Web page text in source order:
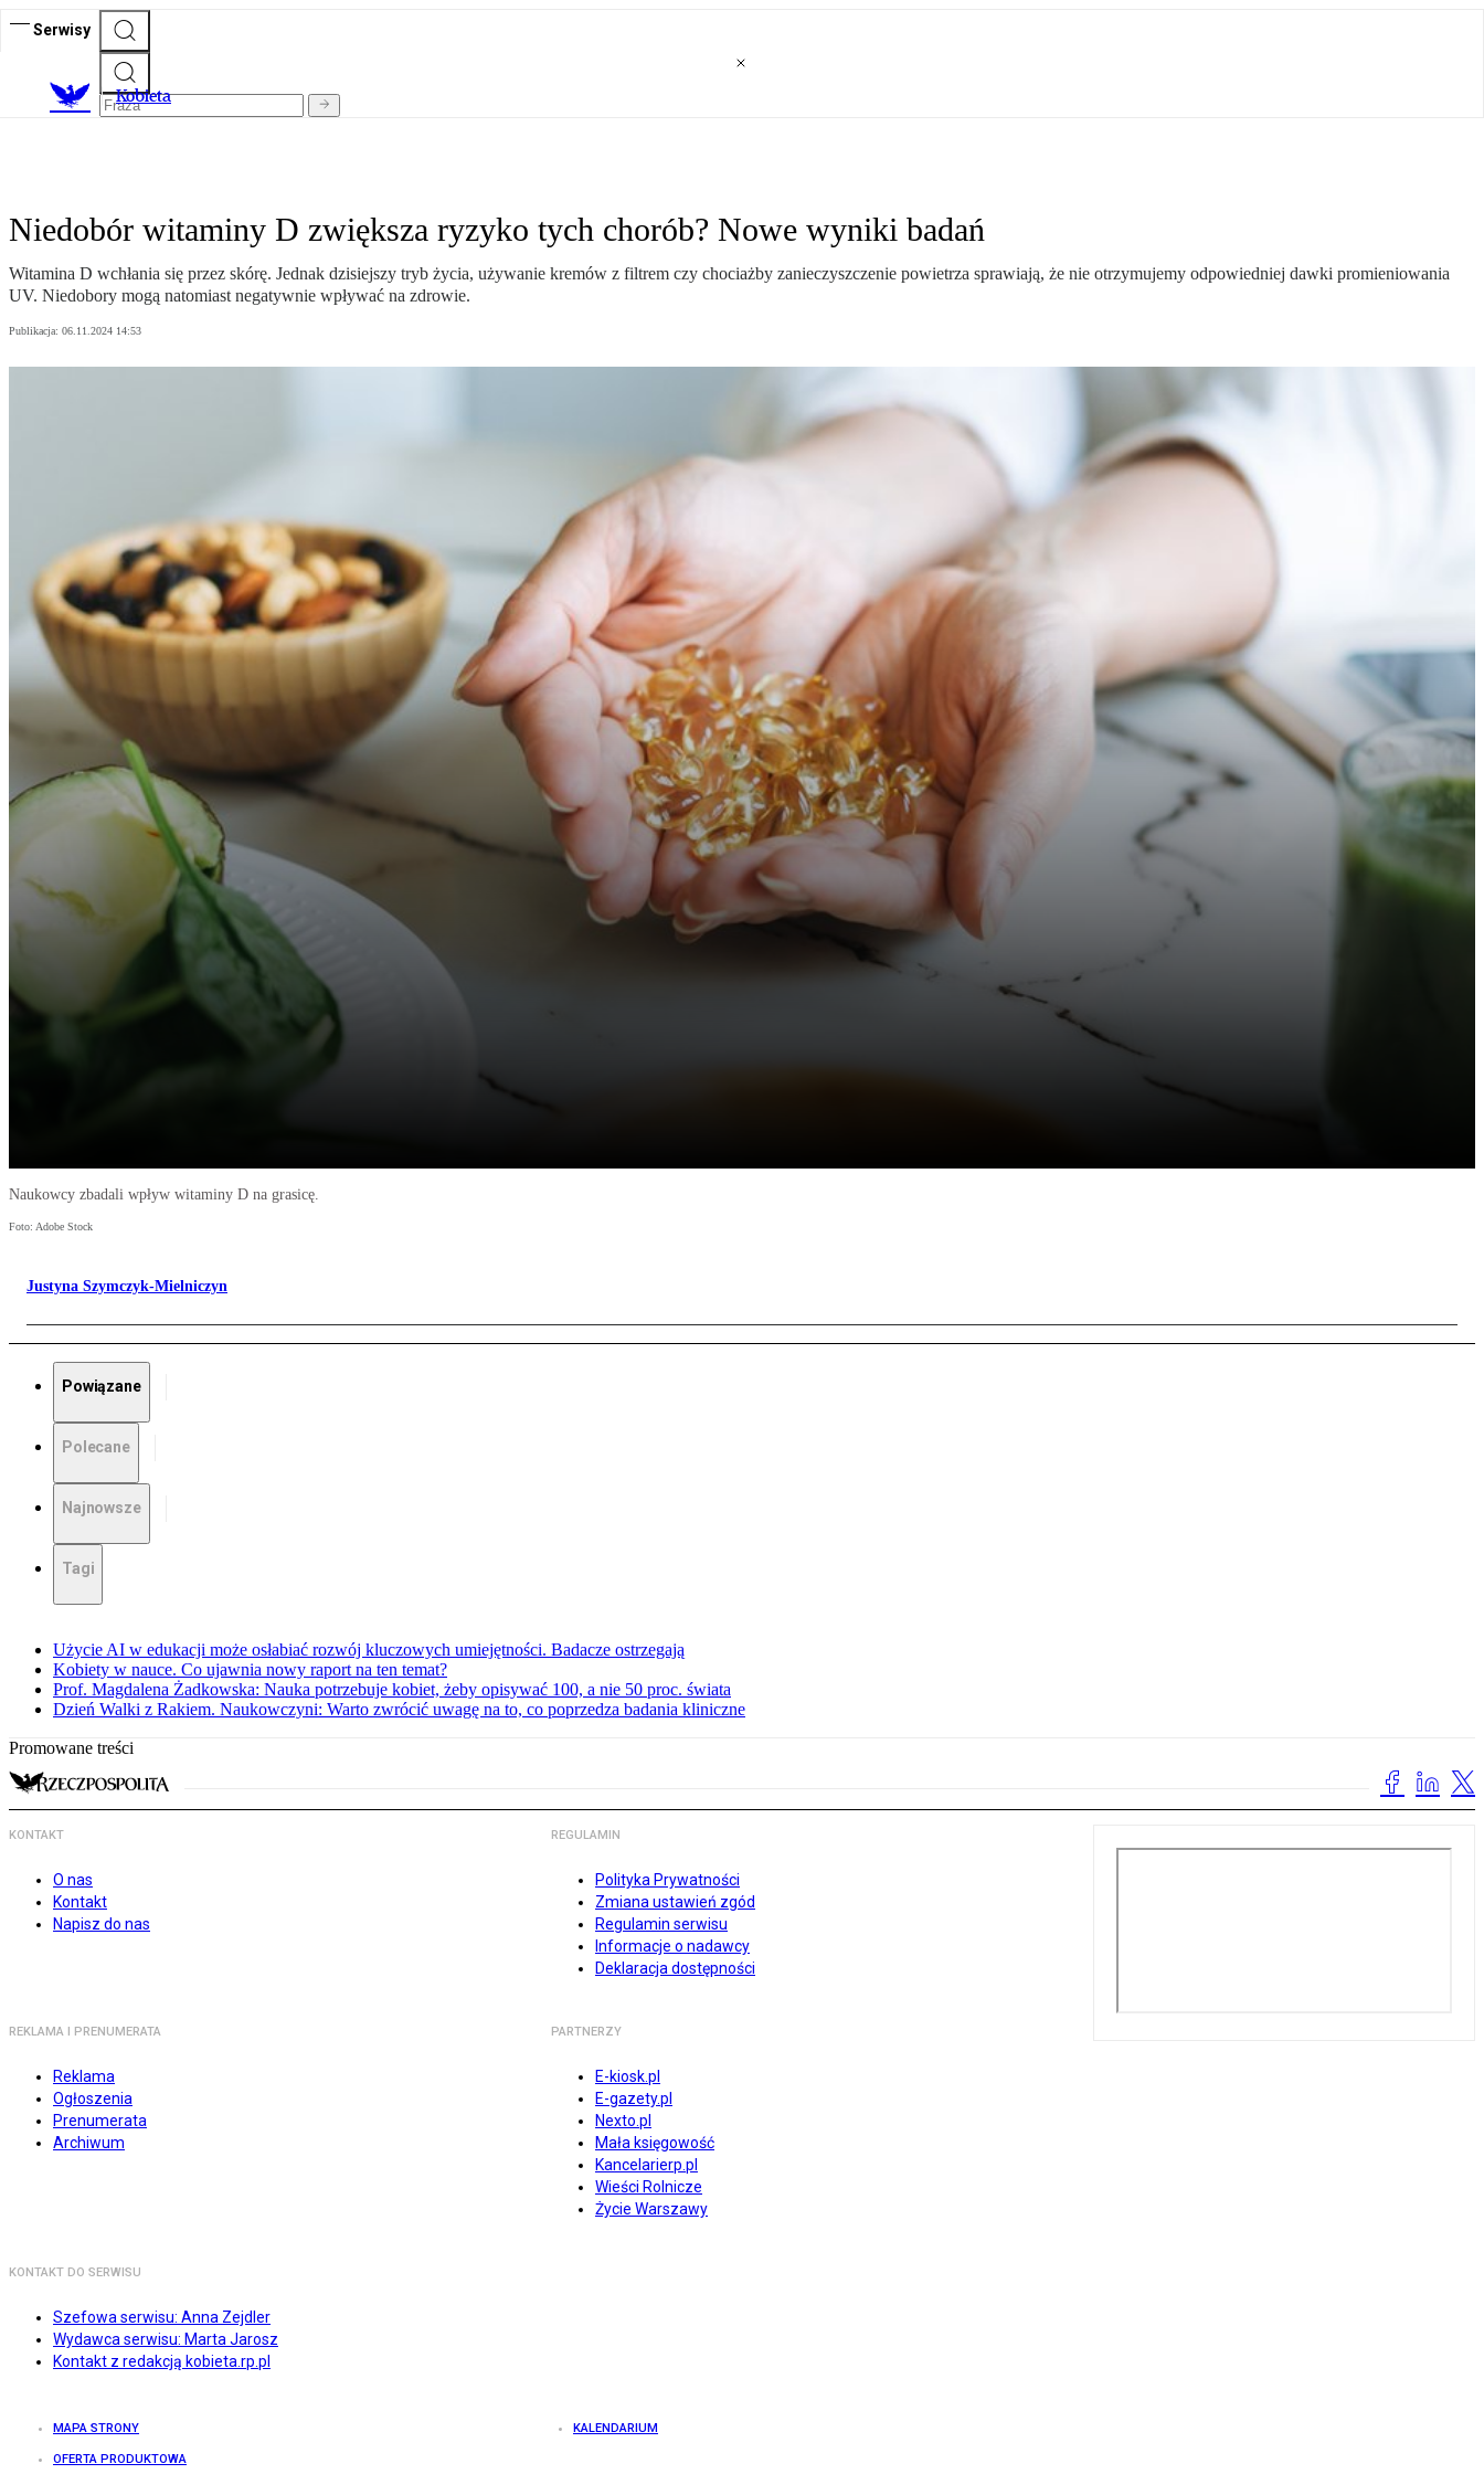
Serwisy
Kobieta
Niedobór witaminy D zwiększa ryzyko tych chorób? Nowe wyniki badań
Witamina D wchłania się przez skórę. Jednak dzisiejszy tryb życia, używanie kremów z filtrem czy chociażby zanieczyszczenie powietrza sprawiają, że nie otrzymujemy odpowiedniej dawki promieniowania
UV. Niedobory mogą natomiast negatywnie wpływać na zdrowie.
Publikacja: 06.11.2024 14:53
Naukowcy zbadali wpływ witaminy D na grasicę.
Foto: Adobe Stock
Justyna Szymczyk-Mielniczyn
Powiązane
Polecane
Najnowsze
Tagi
Użycie AI w edukacji może osłabiać rozwój kluczowych umiejętności. Badacze ostrzegają
Kobiety w nauce. Co ujawnia nowy raport na ten temat?
Prof. Magdalena Żadkowska: Nauka potrzebuje kobiet, żeby opisywać 100, a nie 50 proc. świata
Dzień Walki z Rakiem. Naukowczyni: Warto zwrócić uwagę na to, co poprzedza badania kliniczne
Promowane treści
KONTAKT
O nas
Kontakt
Napisz do nas
REGULAMIN
Polityka Prywatności
Zmiana ustawień zgód
Regulamin serwisu
Informacje o nadawcy
Deklaracja dostępności
REKLAMA I PRENUMERATA
Reklama
Ogłoszenia
Prenumerata
Archiwum
PARTNERZY
E-kiosk.pl
E-gazety.pl
Nexto.pl
Mała księgowość
Kancelarierp.pl
Wieści Rolnicze
Życie Warszawy
KONTAKT DO SERWISU
Szefowa serwisu: Anna Zejdler
Wydawca serwisu: Marta Jarosz
Kontakt z redakcją kobieta.rp.pl
MAPA STRONY KALENDARIUM
OFERTA PRODUKTOWA